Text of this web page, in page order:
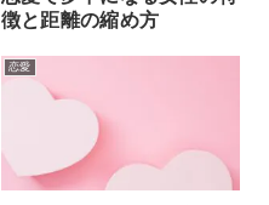
徴と距離の縮め方
恋愛